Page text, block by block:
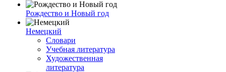
Рождество и Новый год
Немецкий
Словари
Учебная литература
Художественная
литература